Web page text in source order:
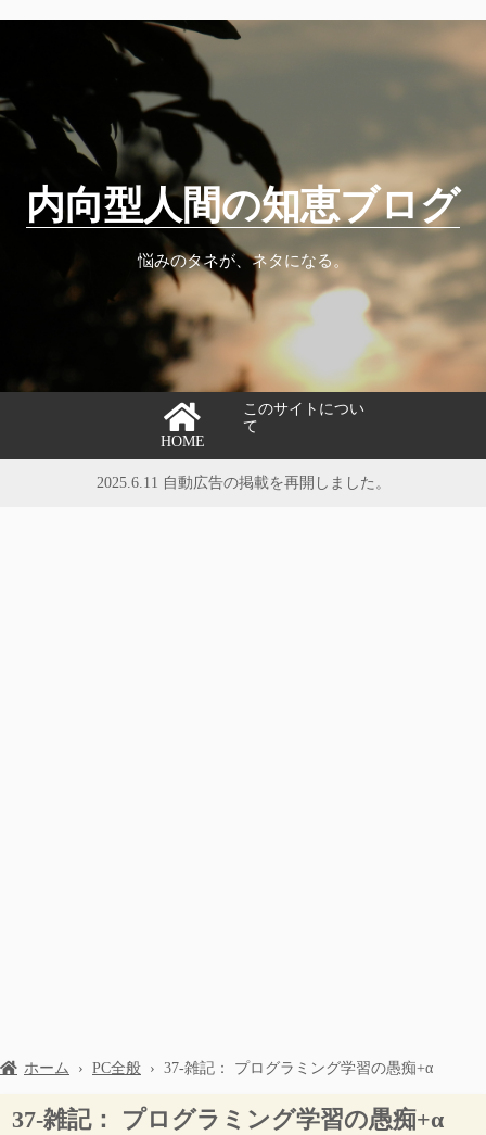
内向型人間の知恵ブログ
悩みのタネが、ネタになる。
HOME
このサイトについ
て
2025.6.11 自動広告の掲載を再開しました。
ホーム › PC全般 › 37-雑記： プログラミング学習の愚痴+α
37-雑記： プログラミング学習の愚痴+α